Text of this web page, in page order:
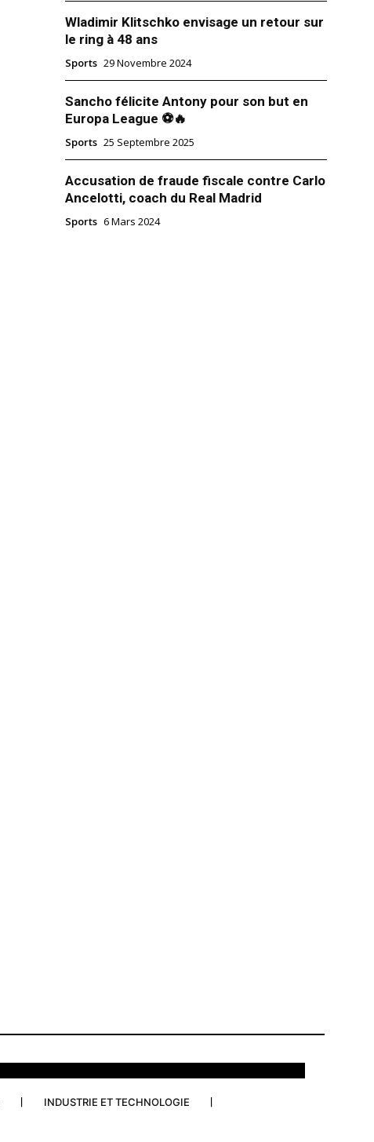
Wladimir Klitschko envisage un retour sur
le ring à 48 ans
Sports 29 Novembre 2024
Sancho félicite Antony pour son but en
Europa League ⚽🔥
Sports 25 Septembre 2025
Accusation de fraude fiscale contre Carlo
Ancelotti, coach du Real Madrid
Sports 6 Mars 2024
INDUSTRIE ET TECHNOLOGIE